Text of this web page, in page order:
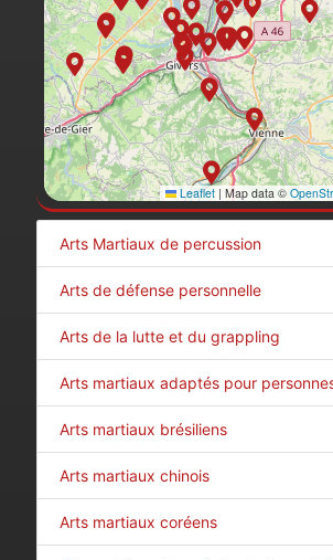
Leaflet | Map data ©
Arts Martiaux de percussion
Arts de défense personnelle
Arts de la lutte et du grappling
Arts martiaux adaptés pour
Arts martiaux brésiliens
Arts martiaux chinois
Arts martiaux coréens